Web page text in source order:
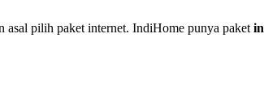
asal pilih paket internet. IndiHome punya paket